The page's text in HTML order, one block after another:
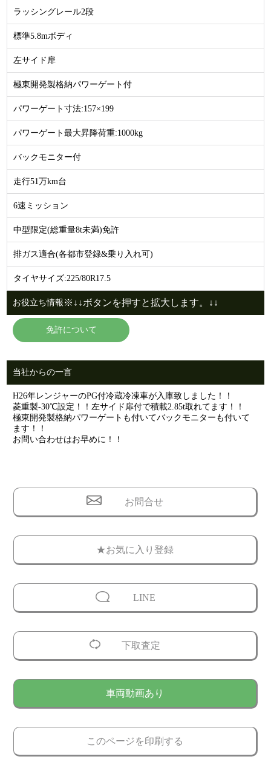
ラッシングレール2段
標準5.8mボディ
左サイド扉
極東開発製格納パワーゲート付
パワーゲート寸法:157×199
パワーゲート最大昇降荷重:1000kg
バックモニター付
走行51万km台
6速ミッション
中型限定(総重量8t未満)免許
排ガス適合(各都市登録&乗り入れ可)
タイヤサイズ:225/80R17.5
お役立ち情報 ※↓↓ボタンを押すと拡大します。↓↓
免許について
当社からの一言
H26年レンジャーのPG付冷蔵冷凍車が入庫致しました！！
菱重製-30℃設定！！左サイド扉付で積載2.85t取れてます！！
極東開発製格納パワーゲートも付いてバックモニターも付いて
ます！！
お問い合わせはお早めに！！
お問合せ
★お気に入り登録
LINE
下取査定
車両動画あり
このページを印刷する